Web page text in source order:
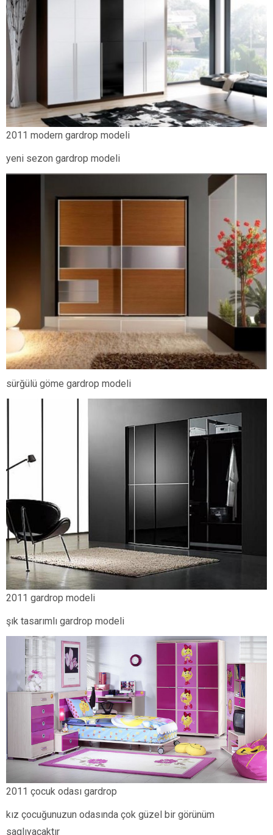
2011 modern gardrop modeli
yeni sezon gardrop modeli
sürğülü göme gardrop modeli
2011 gardrop modeli
şık tasarımlı gardrop modeli
2011 çocuk odası gardrop
kız çocuğunuzun odasında çok güzel bir görünüm
saglıyacaktır